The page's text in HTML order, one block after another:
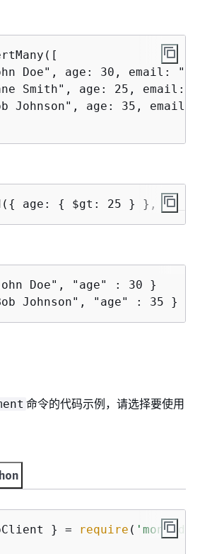
Doe", age: 30, email:
Smith", age: 25, email:
Johnson", age: 35, email:
{ age: { $gt: 25 } }, { _id:
Johnson", "age" : 35 }
命令的代码示例，请选择要使用
} = require ( 'mongodb'